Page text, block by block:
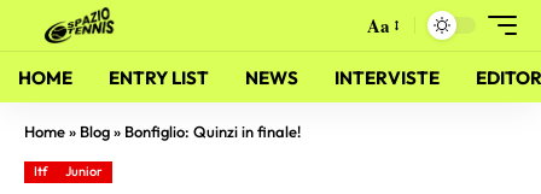
Aa
HOME ENTRY LIST NEWS INTERVISTE
Home» Blog» Bonfiglio: Quinzi in finale!
Itf Junior